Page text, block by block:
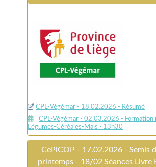
CPL-Végémar - 18.02.2026 - Résumé
CPL-Végémar - 02.03.2026 - Formation
Légumes-Céréales-Maïs - 13h30
CePiCOP - 17.02.2026 - Semis
printemps - 18/02 Séances Livre